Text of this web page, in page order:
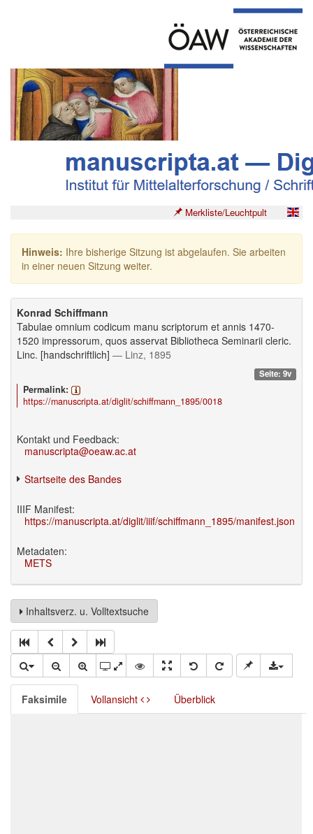
Merkliste/Leuchtpult
Hinweis: Ihre bisherige Sitzung ist abgelaufen. Sie arbeiten
in einer neuen Sitzung weiter.
Konrad Schiffmann
Tabulae omnium codicum manu scriptorum et annis 1470-
1520 impressorum, quos asservat Bibliotheca Seminarii cleric.
Linc. [handschriftlich] — Linz, 1895
Seite: 9v
Permalink:
https://manuscripta.at/diglit/schiffmann_1895/0018
Kontakt und Feedback:
manuscripta@oeaw.ac.at
Startseite des Bandes
IIIF Manifest:
https://manuscripta.at/diglit/iiif/schiffmann_1895/manifest.json
Metadaten:
METS
Inhaltsverz. u. Volltextsuche
Faksimile Vollansicht Überblick